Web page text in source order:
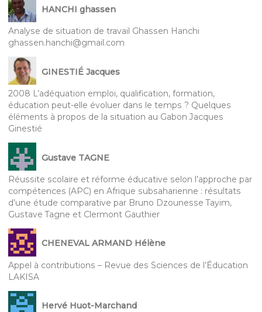
HANCHI ghassen
Analyse de situation de travail Ghassen Hanchi
ghassen.hanchi@gmail.com
GINESTIÉ Jacques
2008 L’adéquation emploi, qualification, formation,
éducation peut-elle évoluer dans le temps ? Quelques
éléments à propos de la situation au Gabon Jacques
Ginestié
Gustave TAGNE
Réussite scolaire et réforme éducative selon l’approche par
compétences (APC) en Afrique subsaharienne : résultats
d’une étude comparative par Bruno Dzounesse Tayim,
Gustave Tagne et Clermont Gauthier
CHENEVAL ARMAND Hélène
Appel à contributions – Revue des Sciences de l’Éducation
LAKISA
Hervé Huot-Marchand